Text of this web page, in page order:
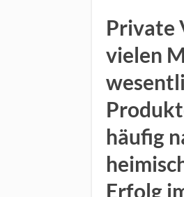
Private
vielen
häufig
Erfolg